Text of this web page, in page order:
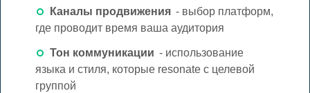
Каналы продвижения - выбор платформ,
где проводит время ваша аудитория
Тон коммуникации - использование
языка и стиля, которые resonate с целевой
группой